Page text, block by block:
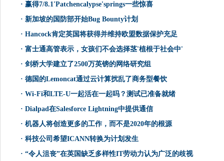
· 赢得7/8.1'Patchencalypse'springs一些惊喜
· 新加坡的国防部开始Bug Bounty计划
· Hancock肯定英国将获得并维持欧盟数据保护充足
· 富士通高管表示，女孩们不会选择茎'植根于社会中'
· 剑桥大学建立了2500万英镑的网络研究组
· 德国的Lemoncat通过云计算扰乱了商务型餐饮
· Wi-Fi和LTE-U一起活在一起吗？测试已准备就绪
· Dialpad在Salesforce Lightning中提供通信
· 机器人将创造更多的工作，而不是2020年的根源
· 科技公司希望ICANN转换为计划发生
· “令人沮丧”在英国缺乏多样性IT劳动力认为广泛的歧视